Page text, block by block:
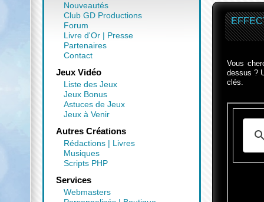
Vous
dessus ?
clés.
Nouveautés
Club GD Productions
Forum
Livre d'Or | Presse
Partenaires
Contact
Jeux Vidéo
Liste des Jeux
Jeux Bonus
Astuces de Jeux
Jeux à Venir
Autres Créations
Rédactions | Livres
Musiques
Scripts PHP
Services
Webmasters